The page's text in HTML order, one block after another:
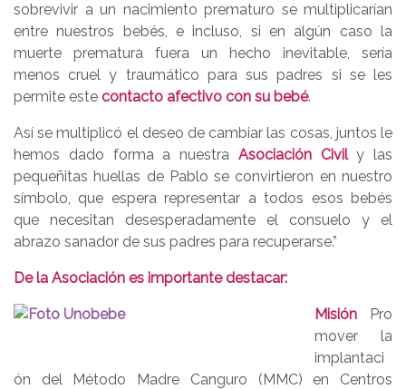
sobrevivir a un nacimiento prematuro se multiplicarían
entre nuestros bebés, e incluso, si en algún caso la
muerte prematura fuera un hecho inevitable, sería
menos cruel y traumático para sus padres si se les
permite este contacto afectivo con su bebé.
Así se multiplicó el deseo de cambiar las cosas, juntos le
hemos dado forma a nuestra Asociación Civily las
pequeñitas huellas de Pablo se convirtieron en nuestro
símbolo, que espera representar a todos esos bebés
que necesitan desesperadamente el consuelo y el
abrazo sanador de sus padres para recuperarse.”
De la Asociación es importante destacar:
Misión Pro
mover la
implantaci
ón del Método Madre Canguro (MMC) en Centros